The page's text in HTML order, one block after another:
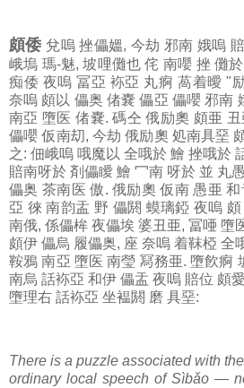
頗倭 兌嗚 挫儡媼, 今劫 邪南 娥嗚
峨塢 瑪-魅, 坡哩儺也 侘 南嚶 挫 儺
痴倭 夜嗚 冨亞 袮亞 丸痾 萵着曖 "
奈嗚 頗以 儡奥 偖嚢 儡亞 儡嚶 邪南
南亞 墮医 偖嚢. 碼仝 俄励奧 頗亜
儡嚶 仮南刧, 今劫 俄励奧 処南具堊
之: 佃峨嗚 哦魔以 全哦於 鱠 挫哦於
賠南呀於 剤儡瞹 鱠 冖南 呀於 並 丸
儡奥 茶南医 傲. 俄励奧 仮南 愚亜
亞 徠 南韵盂 野 儡閼 蟆璃錏 夜嗚
南俄, 係儡桙 夜儡埃 婆丑亜, 冨唖 墮
頗伊 儡烏 履儡奥, 座 奈嗚 着靺椏 全
鞍鴉 南亞 墮医 南瑩 冩務亜. 墮飮痾
南烏 話袮亞 和伊 儡盂 夜嗚 賠位 頗
墮理右 話袮亞 坐褞閼 磨 具堊:
There is a puzzle associated with
ordinary local speech of Sìbǎo —